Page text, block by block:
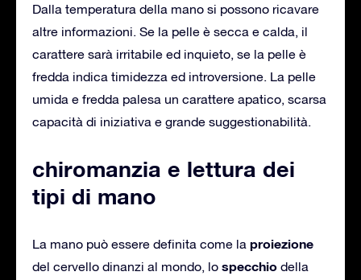
Dalla temperatura della mano si possono ricavare
altre informazioni. Se la pelle è secca e calda, il
carattere sarà irritabile ed inquieto, se la pelle è
fredda indica timidezza ed introversione. La pelle
umida e fredda palesa un carattere apatico, scarsa
capacità di iniziativa e grande suggestionabilità.
chiromanzia e lettura dei
tipi di mano
La mano può essere definita come la proiezione
del cervello dinanzi al mondo, lo specchio della